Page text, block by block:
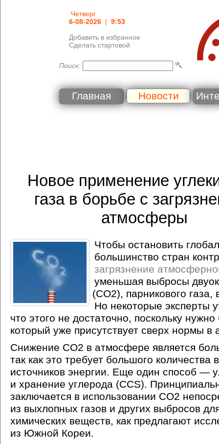
Четверг
6-08-2026 | 9:53
Добавить в избранное
Сделать стартовой
Поиск:
Главная Новости
Новое применение
газа в борьбе с
атмосферы
Чтобы остановить
большинство стран
загрязнение
уменьшая выбросы
(CO2), парникового газа,
Но некоторые эксперты
что этого не достаточно, поскольку
который уже присутствует сверх нормы в
Снижение СО2 в атмосфере является
так как это требует большого количества
источников энергии. Еще один способ —
и хранение углерода (CCS).
заключается в использовании CO2
из выхлопных газов и других выбросов
химических веществ, как предлагают
из Южной Кореи.